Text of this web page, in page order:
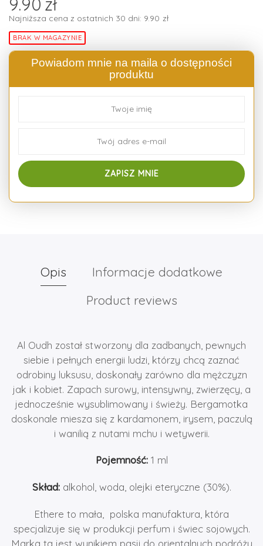
Najniższa cena z ostatnich 30 dni: 9.90 zł
BRAK W MAGAZYNIE
Powiadom mnie na maila o dostępności
produktu
Opis
Informacje dodatkowe
Product reviews
Al Oudh został stworzony dla zadbanych, pewnych
siebie i pełnych energii ludzi, którzy chcą zaznać
odrobiny luksusu, doskonały zarówno dla mężczyzn
jak i kobiet. Zapach surowy, intensywny, zwierzęcy, a
jednocześnie wysublimowany i świeży. Bergamotka
doskonale miesza się z kardamonem, irysem, paczulą
i wanilią z nutami mchu i wetywerii.
Pojemność: 1 ml
Skład: alkohol, woda, olejki eteryczne (30%).
Ethere to mała, polska manufaktura, która
specjalizuje się w produkcji perfum i świec sojowych.
Marka ta jest wynikiem pasji do orientalnych podróży